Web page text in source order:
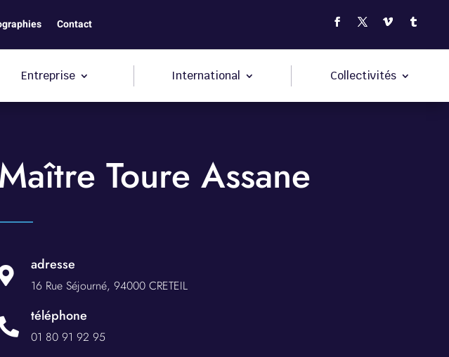
Contact
Entreprise International Collectivités
Maître Toure Assane
adresse
16 Rue Séjourné, 94000 CRETEIL
téléphone
01 80 91 92 95